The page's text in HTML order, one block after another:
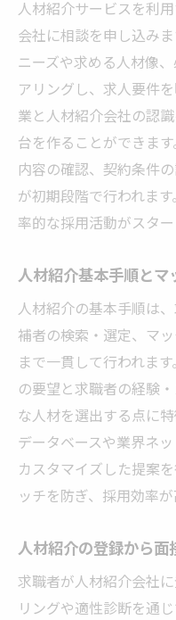
人材紹介サービスを利
会社に相談を申し込み
ニーズや求める人材像
アリングし、求人要件
業と人材紹介会社の認
台を作ることができま
内容の確認、契約条件
が初期段階で行われま
率的な採用活動がスター
人材紹介基本手順と
人材紹介の基本手順は
補者の検索・選定、マ
まで一貫して行われま
の要望と求職者の経験
な人材を選出する点に
データベースや業界ネ
カスタマイズした提案
ッチを防ぎ、採用効率が
人材紹介の登録から面
求職者が人材紹介会社
リングや適性診断を通